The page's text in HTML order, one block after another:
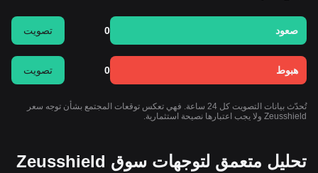
صعود 0 تصويت
هبوط 0 تصويت
تُحدّث بيانات التصويت كل 24 ساعة. فهي تعكس توقعات المجتمع بشأن توجه سعر
Zeusshield ولا يجب اعتبارها نصيحة استثمارية.
تحليل متعمق لتوجهات سوق Zeusshield